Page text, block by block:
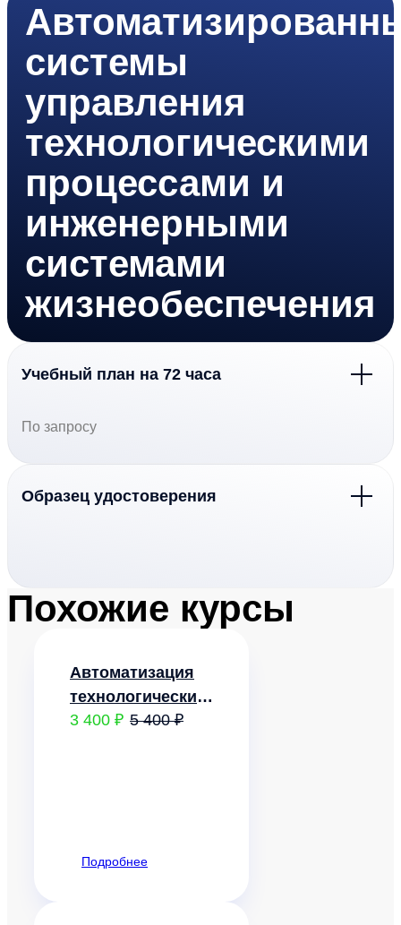
Учебный план на 72 часа
По запросу
Образец удостоверения
системы
управления
технологическими
процессами и
инженерными
системами
жизнеобеспечения
Похожие курсы
Автоматизация
технологических
процессов и
3 400 ₽ 5 400 ₽
Подробнее